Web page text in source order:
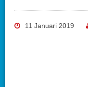
11 Januari 2019